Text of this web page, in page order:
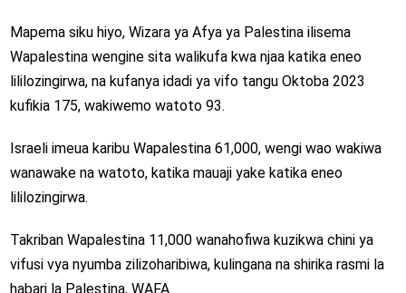
Mapema siku hiyo, Wizara ya Afya ya Palestina ilisema
Wapalestina wengine sita walikufa kwa njaa katika eneo
lililozingirwa, na kufanya idadi ya vifo tangu Oktoba 2023
kufikia 175, wakiwemo watoto 93.
Israeli imeua karibu Wapalestina 61,000, wengi wao wakiwa
wanawake na watoto, katika mauaji yake katika eneo
lililozingirwa.
Takriban Wapalestina 11,000 wanahofiwa kuzikwa chini ya
vifusi vya nyumba zilizoharibiwa, kulingana na shirika rasmi la
habari la Palestina, WAFA.